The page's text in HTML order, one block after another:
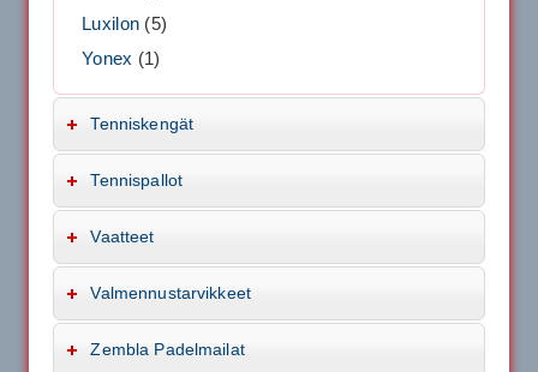
Luxilon (5)
Yonex (1)
Tenniskengät
Tennispallot
Vaatteet
Valmennustarvikkeet
Zembla Padelmailat